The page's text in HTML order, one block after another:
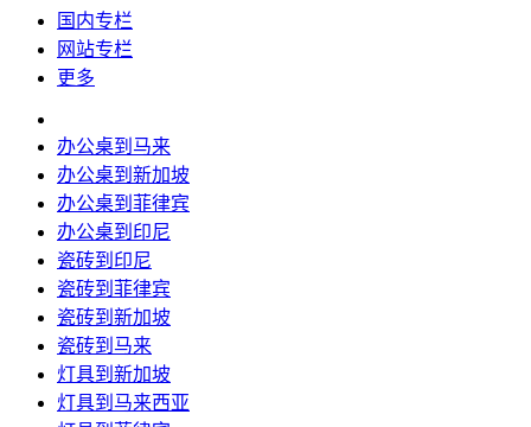
国内专栏
网站专栏
更多
办公桌到马来
办公桌到新加坡
办公桌到菲律宾
办公桌到印尼
瓷砖到印尼
瓷砖到菲律宾
瓷砖到新加坡
瓷砖到马来
灯具到新加坡
灯具到马来西亚